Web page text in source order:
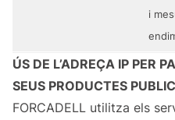
i
ÚS DE L’ADREÇA IP PER
SEUS PRODUCTES
FORCADELL utilitza els